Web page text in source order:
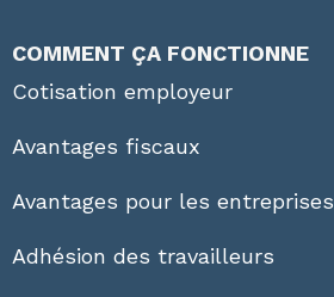
COMMENT ÇA FONCTIONNE
Cotisation employeur
Avantages fiscaux
Avantages pour les entreprises
Adhésion des travailleurs